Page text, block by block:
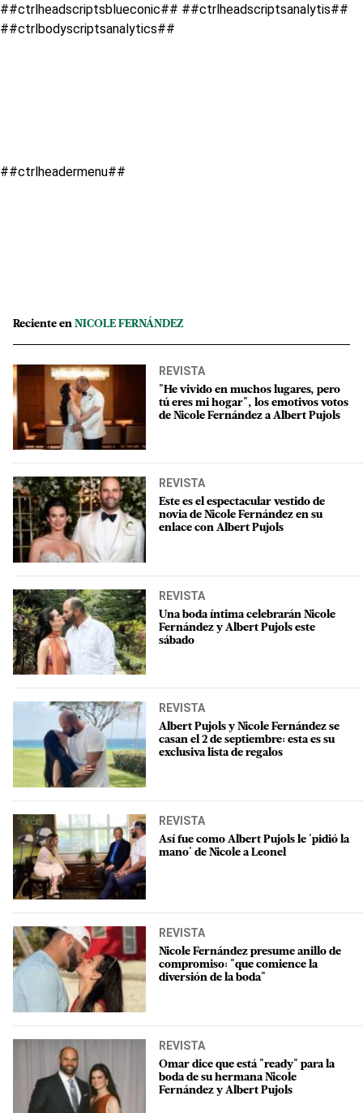
##ctrlheadscriptsblueconic## ##ctrlheadscriptsanalytis##
##ctrlbodyscriptsanalytics##
##ctrlheadermenu##
Reciente en NICOLE FERNÁNDEZ
REVISTA
"He vivido en muchos lugares, pero
tú eres mi hogar", los emotivos votos
de Nicole Fernández a Albert Pujols
REVISTA
Este es el espectacular vestido de
novia de Nicole Fernández en su
enlace con Albert Pujols
REVISTA
Una boda íntima celebrarán Nicole
Fernández y Albert Pujols este
sábado
REVISTA
Albert Pujols y Nicole Fernández se
casan el 2 de septiembre: esta es su
exclusiva lista de regalos
REVISTA
Así fue como Albert Pujols le 'pidió la
mano' de Nicole a Leonel
REVISTA
Nicole Fernández presume anillo de
compromiso: "que comience la
diversión de la boda"
REVISTA
Omar dice que está "ready" para la
boda de su hermana Nicole
Fernández y Albert Pujols